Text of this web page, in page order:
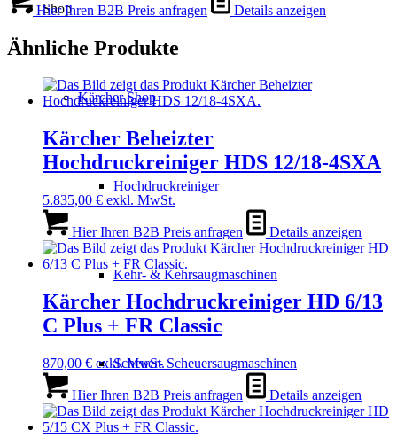
Shop
Kärcher Shop
Hochdruckreiniger
Kehr- & Kehrsaugmaschinen
Scheuer- Scheuersaugmaschinen
Hier Ihren B2B Preis anfragen Details anzeigen
Ähnliche Produkte
Kärcher Beheizter
Hochdruckreiniger HDS 12/18-4SXA
5.835,00 € exkl. MwSt.
Hier Ihren B2B Preis anfragen Details anzeigen
Kärcher Hochdruckreiniger HD 6/13
C Plus + FR Classic
870,00 € exkl. MwSt.
Hier Ihren B2B Preis anfragen Details anzeigen